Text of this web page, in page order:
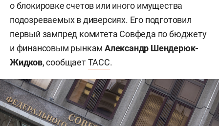
о блокировке счетов или иного имущества
подозреваемых в диверсиях. Его подготовил
первый зампред комитета Совфеда по бюджету
и финансовым рынкамАлександр Шендерюк-
Жидков, сообщаетТАСС.